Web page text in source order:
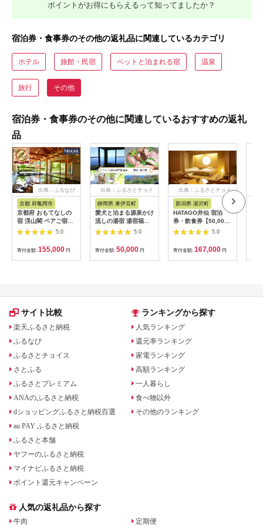
ポイントがお得にもらえるって知ってましたか？
宿泊券・食事券のその他の返礼品に関連しているカテゴリ
ホテル 旅館・民宿 ペットと泊まれる宿 温泉
旅行 その他
宿泊券・食事券のその他に関連しているおすすめの返礼
品
出典：ふるなび
京都 府亀岡市
京都府 おもてなしの
宿 渓山閣 ペアご宿泊
券 1泊2食付
5.0
寄付金額: 155,000 円
出典：ふるさとチョイ
静岡県 東伊豆町
愛犬と泊まる源泉かけ
流しの湯宿 湯宿福の
湯 宿泊補助券 15,000
静岡県 東伊豆 伊豆 愛
犬 ペット
5.0
寄付金額: 50,000 円
出典：ふるさとチョイ
新潟県 湯沢町
HATAGO井仙 宿泊
券・飲食券【50,000
円分】越後湯沢駅降り
ジャー】
5.0
寄付金額: 167,000 円
サイト比較
楽天ふるさと納税
ふるなび
ふるさとチョイス
さとふる
ふるさとプレミアム
ANAのふるさと納税
dショッピングふるさと納税百選
au PAY ふるさと納税
ふるさと本舗
ヤフーのふるさと納税
マイナビふるさと納税
ポイント還元キャンペーン
ランキングから探す
人気ランキング
還元率ランキング
家電ランキング
高額ランキング
一人暮らし
食べ物以外
その他のランキング
人気の返礼品から探す
牛肉
定期便